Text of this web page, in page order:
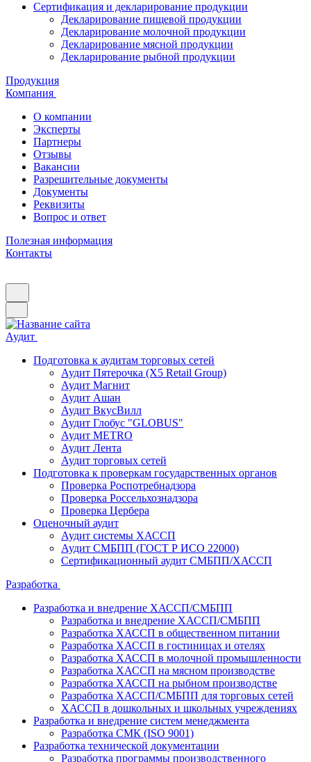
Сертификация и декларирование продукции
Декларирование пищевой продукции
Декларирование молочной продукции
Декларирование мясной продукции
Декларирование рыбной продукции
Продукция
Компания
О компании
Эксперты
Партнеры
Отзывы
Вакансии
Разрешительные документы
Документы
Реквизиты
Вопрос и ответ
Полезная информация
Контакты
Аудит
Подготовка к аудитам торговых сетей
Аудит Пятерочка (X5 Retail Group)
Аудит Магнит
Аудит Ашан
Аудит ВкусВилл
Аудит Глобус "GLOBUS"
Аудит METRO
Аудит Лента
Аудит торговых сетей
Подготовка к проверкам государственных органов
Проверка Роспотребнадзора
Проверка Россельхознадзора
Проверка Цербера
Оценочный аудит
Аудит системы ХАССП
Аудит СМБПП (ГОСТ Р ИСО 22000)
Сертификационный аудит СМБПП/ХАССП
Разработка
Разработка и внедрение ХАССП/СМБПП
Разработка и внедрение ХАССП/СМБПП
Разработка ХАССП в общественном питании
Разработка ХАССП в гостиницах и отелях
Разработка ХАССП в молочной промышленности
Разработка ХАССП на мясном производстве
Разработка ХАССП на рыбном производстве
Разработка ХАССП/СМБПП для торговых сетей
ХАССП в дошкольных и школьных учреждениях
Разработка и внедрение систем менеджмента
Разработка СМК (ISO 9001)
Разработка технической документации
Разработка программы производственного